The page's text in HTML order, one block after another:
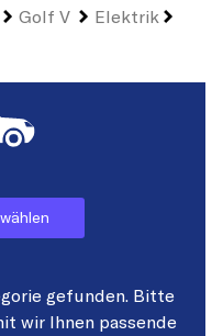
Golf V
Elektrik
gefunden. Bitte
wir Ihnen passende